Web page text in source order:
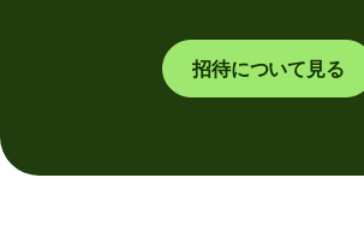
招待について見る